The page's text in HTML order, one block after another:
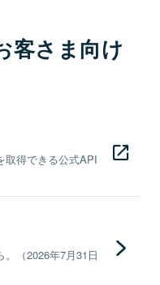
客さま向け
取得できる公式API
（2026年7月31日